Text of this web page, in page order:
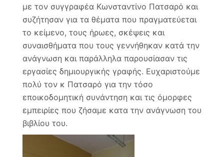
με τον συγγραφέα Κωνσταντίνο Πατσαρό και
συζήτησαν για τα θέματα που πραγματεύεται
το κείμενο, τους ήρωες, σκέψεις και
συναισθήματα που τους γεννήθηκαν κατά την
ανάγνωση και παράλληλα παρουσίασαν τις
εργασίες δημιουργικής γραφής. Ευχαριστούμε
πολύ τον κ Πατσαρό για την τόσο
εποικοδομητική συνάντηση και τις όμορφες
εμπειρίες που ζήσαμε κατα την ανάγνωση του
βιβλίου του.